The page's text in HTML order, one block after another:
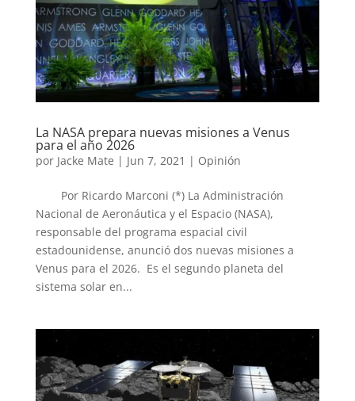
La NASA prepara nuevas misiones a Venus
para el año 2026
por Jacke Mate | Jun 7, 2021 | Opinión
Por Ricardo Marconi (*) La Administración
Nacional de Aeronáutica y el Espacio (NASA),
responsable del programa espacial civil
estadounidense, anunció dos nuevas misiones a
Venus para el 2026. Es el segundo planeta del
sistema solar en...